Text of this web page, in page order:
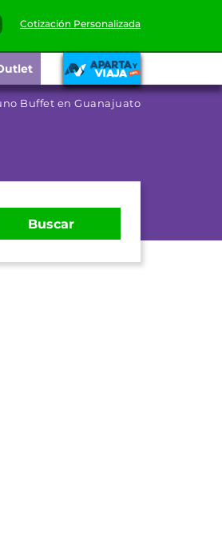
Cotización Personalizada
Buffet en Guanajuato
Buscar